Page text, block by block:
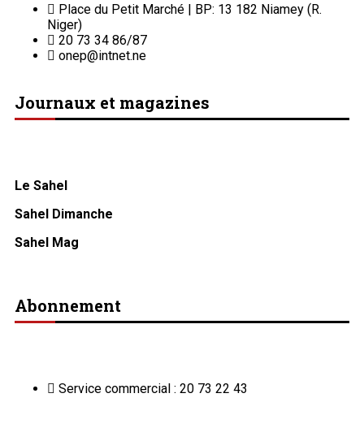
Place du Petit Marché | BP: 13 182 Niamey (R.
Niger)
20 73 34 86/87
onep@intnet.ne
Journaux et magazines
Le Sahel
Sahel Dimanche
Sahel Mag
Abonnement
Service commercial : 20 73 22 43